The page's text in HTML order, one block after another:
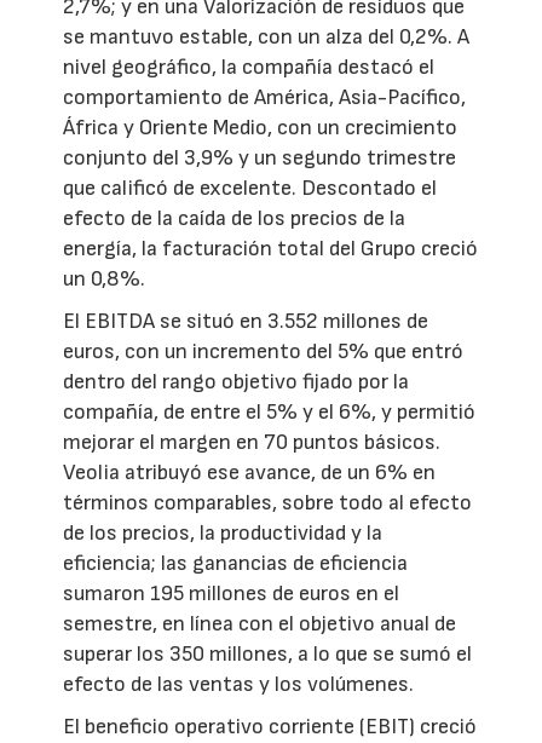
2,7%; y en una Valorización de residuos que
se mantuvo estable, con un alza del 0,2%. A
nivel geográfico, la compañía destacó el
comportamiento de América, Asia-Pacífico,
África y Oriente Medio, con un crecimiento
conjunto del 3,9% y un segundo trimestre
que calificó de excelente. Descontado el
efecto de la caída de los precios de la
energía, la facturación total del Grupo creció
un 0,8%.
El EBITDA se situó en 3.552 millones de
euros, con un incremento del 5% que entró
dentro del rango objetivo fijado por la
compañía, de entre el 5% y el 6%, y permitió
mejorar el margen en 70 puntos básicos.
Veolia atribuyó ese avance, de un 6% en
términos comparables, sobre todo al efecto
de los precios, la productividad y la
eficiencia; las ganancias de eficiencia
sumaron 195 millones de euros en el
semestre, en línea con el objetivo anual de
superar los 350 millones, a lo que se sumó el
efecto de las ventas y los volúmenes.
El beneficio operativo corriente (EBIT) creció